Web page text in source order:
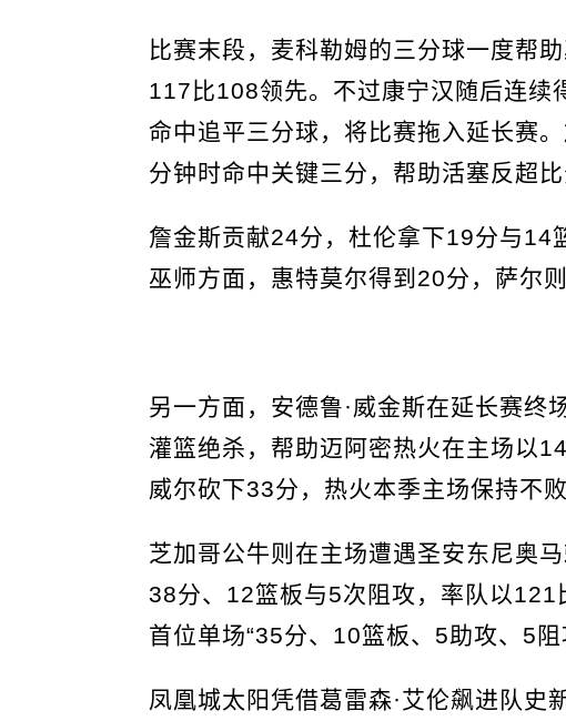
比赛末段，麦科勒姆的三分球一度帮
117比108领先。不过康宁汉随后连续
命中追平三分球，将比赛拖入延长赛
分钟时命中关键三分，帮助活塞反超比
詹金斯贡献24分，杜伦拿下19分与14
巫师方面，惠特莫尔得到20分，萨尔
另一方面，安德鲁·威金斯在延长赛终
灌篮绝杀，帮助迈阿密热火在主场以
威尔砍下33分，热火本季主场保持不
芝加哥公牛则在主场遭遇圣安东尼奥
38分、12篮板与5次阻攻，率队以
首位单场“35分、10篮板、5助攻、5阻
凤凰城太阳凭借葛雷森·艾伦飙进队史